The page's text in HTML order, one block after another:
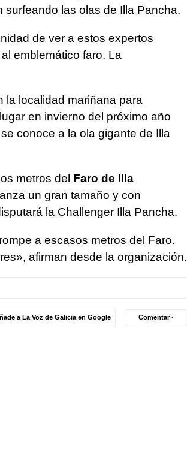
las olas de Illa Pancha.
de ver a estos expertos
emblemático faro. La
la localidad mariñana para
en invierno del próximo año
conoce a la ola gigante de Illa
metros del Faro de Illa
un gran tamaño y con
la Challenger Illa Pancha.
a escasos metros del Faro.
afirman desde la organización.
a La Voz de Galicia en Google Comentar ·